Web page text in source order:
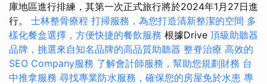
庫地區進行排練，其第一次正式旅行將於2024年1月27日進
行。 士林整骨療程 打掃服務，為您打造清新整潔的空間 多
樣化餐盒選擇，方便快捷的餐飲服務 根據Drive 頂級助聽器
品牌，挑選來自知名品牌的高品質助聽器 整脊治療 高效的
SEO Company服務 了解會計師服務，幫助您規劃財務 台
中推拿服務 尋找專業防水服務，確保您的房屋免於水患 專